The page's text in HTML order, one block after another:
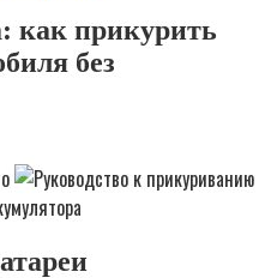
как прикурить
без